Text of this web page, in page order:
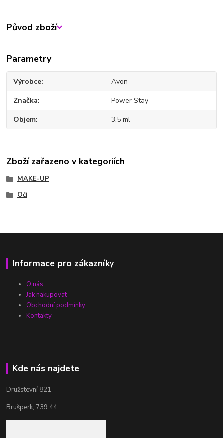
Původ zboží
Parametry
Výrobce Avon
Značka Power Stay
Objem 3,5 ml
Zboží zařazeno v kategoriích
MAKE-UP
Oči
Informace pro zákazníky
O nás
Jak nakupovat
Obchodní podmínky
Kontakty
Kde nás najdete
Družstevní 821
Brušperk, 739 44